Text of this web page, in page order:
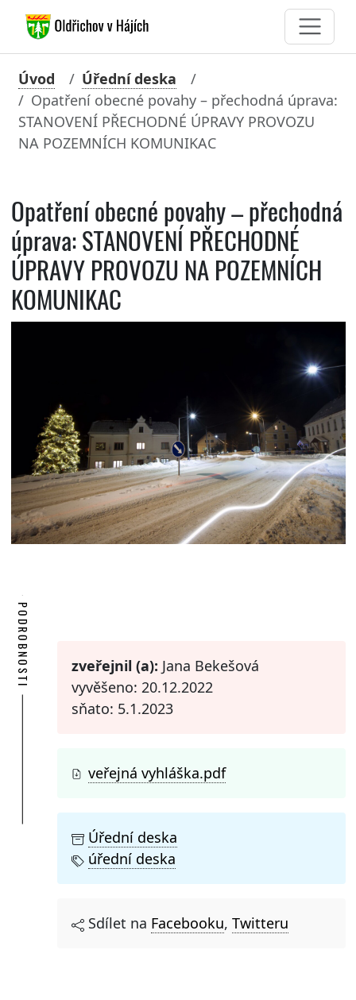
Úvod
Úřední deska
Opatření obecné povahy – přechodná úprava:
STANOVENÍ PŘECHODNÉ ÚPRAVY PROVOZU
NA POZEMNÍCH KOMUNIKAC
Opatření obecné povahy – přechodná
úprava: STANOVENÍ PŘECHODNÉ
ÚPRAVY PROVOZU NA POZEMNÍCH
KOMUNIKAC
PODROBNOSTI zveřejnil (a): Jana Bekešová
vyvěšeno: 20.12.2022
sňato: 5.1.2023
veřejná vyhláška.pdf
Úřední deska
úřední deska
Sdílet na Facebooku, Twitteru